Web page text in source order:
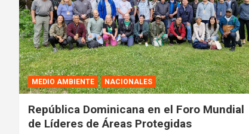
MEDIO AMBIENTE NACIONALES
República Dominicana en el Foro Mundial
de Líderes de Áreas Protegidas